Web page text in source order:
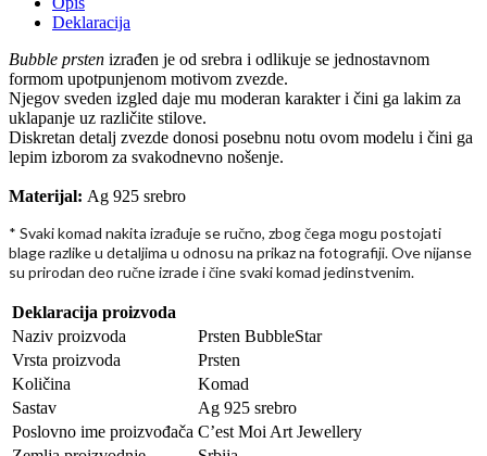
Deklaracija
Bubble prsten izrađen je od srebra i odlikuje se jednostavnom
formom upotpunjenom motivom zvezde.
Njegov sveden izgled daje mu moderan karakter i čini ga lakim za
uklapanje uz različite stilove.
Diskretan detalj zvezde donosi posebnu notu ovom modelu i čini ga
lepim izborom za svakodnevno nošenje.
Materijal: Ag 925 srebro
* Svaki komad nakita izrađuje se ručno, zbog čega mogu postojati
blage razlike u detaljima u odnosu na prikaz na fotografiji. Ove nijanse
su prirodan deo ručne izrade i čine svaki komad jedinstvenim.
Deklaracija proizvoda
Naziv proizvoda
Prsten BubbleStar
Vrsta proizvoda
Prsten
Količina
Komad
Sastav
Ag 925 srebro
Poslovno ime proizvođača C’est Moi Art Jewellery